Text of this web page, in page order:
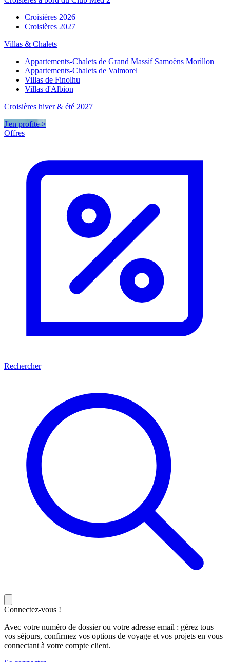
Croisières 2026
Croisières 2027
Villas & Chalets
Appartements-Chalets de Grand Massif Samoëns Morillon
Appartements-Chalets de Valmorel
Villas de Finolhu
Villas d'Albion
Croisières hiver & été 2027
J'en profite >
Offres
Rechercher
Connectez-vous !
Avec votre numéro de dossier ou votre adresse email : gérez tous
vos séjours, confirmez vos options de voyage et vos projets en vous
connectant à votre compte client.